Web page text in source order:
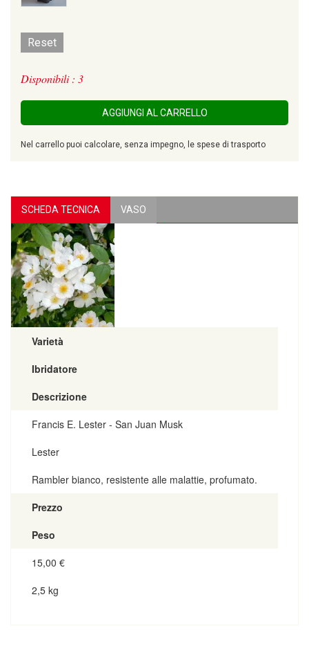
Reset
Disponibili : 3
AGGIUNGI AL CARRELLO
Nel carrello puoi calcolare, senza impegno, le spese di trasporto
SCHEDA TECNICA VASO
Varietà
Ibridatore
Descrizione
Francis E. Lester - San Juan Musk
Lester
Rambler bianco, resistente alle malattie, profumato.
Prezzo
Peso
15,00 €
2,5 kg